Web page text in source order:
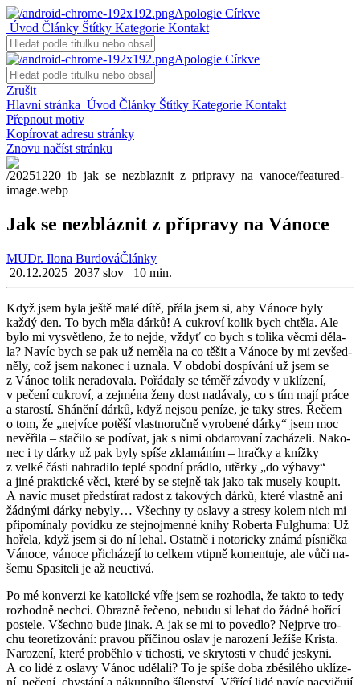
Apologie Církve
Úvod Články Štítky Kategorie Kontakt
Apologie Církve
Zrušit
Hlavní stránka Úvod Články Štítky Kategorie Kontakt
Přepnout motiv
Kopírovat adresu stránky
Znovu načíst stránku
Jak se nezbláznit z přípravy na Vánoce
MUDr. Ilona BurdováČlánky
20.12.2025 2037 slov 10 min.
Když jsem byla ještě malé dítě, přála jsem si, aby Vá­no­ce byly
každý den. To bych měla dárků! A cuk­ro­ví kolik bych chtě­la. Ale
bylo mi vy­svět­le­no, že to nejde, vždyť co bych s to­li­ka věcmi dě­la­
la? Navíc bych se pak už ne­mě­la na co těšit a Vá­no­ce by mi ze­všed­
ně­ly, což jsem na­ko­nec i uzna­la. V ob­do­bí do­spí­vá­ní už jsem se
z Vánoc tolik ne­ra­do­va­la. Po­řá­da­ly se téměř zá­vo­dy v uklí­ze­ní,
v pe­če­ní cuk­ro­ví, a zejmé­na ženy dost na­dá­va­ly, co s tím mají práce
a sta­ros­tí. Shá­ně­ní dárků, když nejsou pe­ní­ze, je taky stres. Řečem
o tom, že „nej­ví­ce po­tě­ší vlast­no­ruč­ně vy­ro­be­né dárky“ jsem moc
ne­vě­ři­la – sta­či­lo se po­dí­vat, jak s nimi ob­da­ro­va­ní za­chá­ze­li. Na­ko­
nec i ty dárky už pak byly spíše zkla­má­ním – hrač­ky a kníž­ky
z velké části na­hra­di­lo teplé spod­ní prádlo, utěr­ky „do vý­ba­vy“
a jiné prak­tic­ké věci, které by se stej­ně tak jako tak mu­se­ly kou­pit.
A navíc muset před­stí­rat ra­dost z ta­ko­vých dárků, které vlast­ně ani
žád­ný­mi dárky ne­by­ly… Všech­ny ty osla­vy a stre­sy kolem nich mi
při­po­mí­na­ly po­víd­ku ze stej­no­jmen­né knihy Ro­ber­ta Ful­ghu­ma: Už
ho­ře­la, když jsem si do ní lehal. Ostat­ně i no­to­ric­ky známá pís­nič­ka
Vá­no­ce, vá­no­ce při­chá­ze­jí to cel­kem vtip­ně ko­men­tu­je, ale vůči na­
še­mu Spa­si­te­li je až ne­u­cti­vá.
Po mé kon­ver­zi ke ka­to­lic­ké víře jsem se roz­hod­la, že takto to tedy
roz­hod­ně ne­chci. Ob­raz­ně ře­če­no, ne­bu­du si lehat do žádné ho­ří­cí
po­ste­le. Všech­no bude jinak. A jak se mi to po­ved­lo? Nej­pr­ve tro­
chu te­o­re­ti­zo­vá­ní: pra­vou pří­či­nou oslav je na­ro­ze­ní Je­ží­še Kris­ta.
Na­ro­ze­ní, které pro­běh­lo v ti­chos­ti, ve skry­tos­ti v chudé jes­ky­ni.
A co lidé z osla­vy Vánoc udě­la­li? To je spíše doba zbě­si­lé­ho uklí­ze­
ní, pe­če­ní, chys­tá­ní a ná­kup­ní­ho ší­len­ství. Vě­ří­cí lidé navíc na­cvi­ču­jí